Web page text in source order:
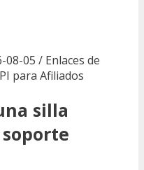
05 / Enlaces de
para Afiliados
silla